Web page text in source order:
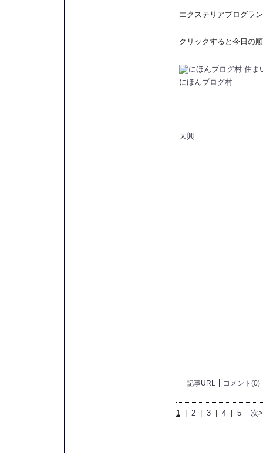
エクステリアブログラ
クリックすると今日の
にほんブログ村
大興
記事URL コメント(0)
1 2 3 4 5 次>